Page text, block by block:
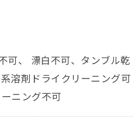
、 漂白不可、タンブル乾
溶剤ドライクリーニング可
ニング不可